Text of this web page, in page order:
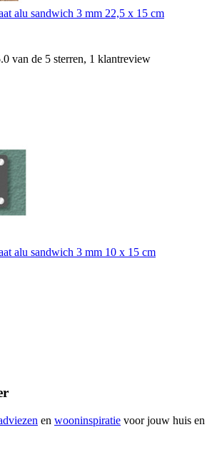
alu sandwich 3 mm 22,5 x 15 cm
van de 5 sterren, 1 klantreview
alu sandwich 3 mm 10 x 15 cm
en wooninspiratie voor jouw huis en